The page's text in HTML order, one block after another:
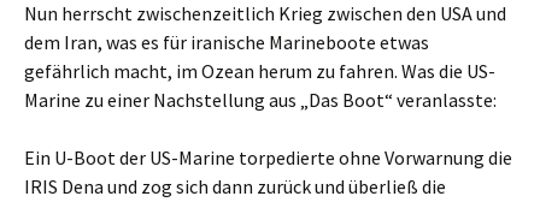
Nun herrscht zwischenzeitlich Krieg zwischen den USA und
dem Iran, was es für iranische Marineboote etwas
gefährlich macht, im Ozean herum zu fahren. Was die US-
Marine zu einer Nachstellung aus „Das Boot“ veranlasste:
Ein U-Boot der US-Marine torpedierte ohne Vorwarnung die
IRIS Dena und zog sich dann zurück und überließ die